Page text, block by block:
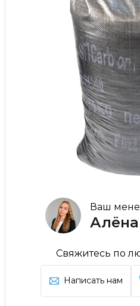
Ваш
Алёна
Свяжитесь по
Написать нам